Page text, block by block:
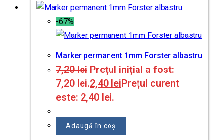
-67%
Marker permanent 1mm Forster albastru
7,20lei Prețul inițial a fost:
7,20 lei.2,40 leiPrețul curent
este: 2,40 lei.
Adaugă în coș